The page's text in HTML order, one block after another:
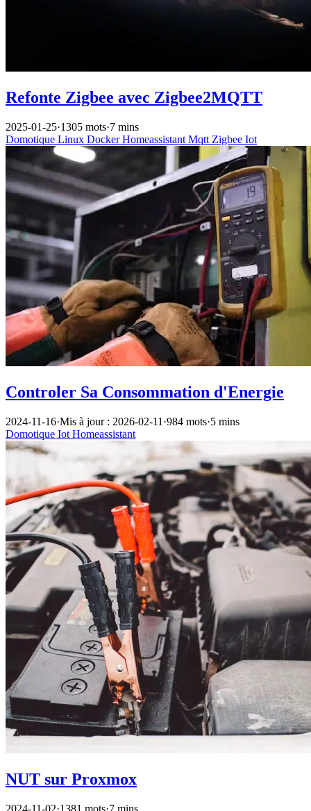
Refonte Zigbee avec Zigbee2MQTT
2025-01-25·1305 mots·7 mins
Domotique Linux DockerHomeassistant Mqtt Zigbee Iot
Controler Sa Consommation d'Energie
2024-11-16·Mis à jour : 2026-02-11 ·984 mots·5 mins
Domotique Iot Homeassistant
NUT sur Proxmox
2024-11-02·1381 mots·7 mins